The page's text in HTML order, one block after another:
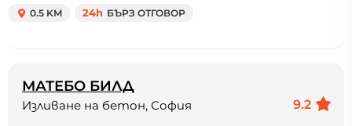
0.5 KM 24h БЪРЗ ОТГОВОР
МАТЕБО БИЛД
9.2
Изливане на бетон, София